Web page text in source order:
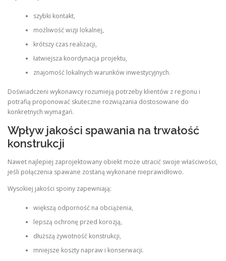
szybki kontakt,
możliwość wizji lokalnej,
krótszy czas realizacji,
łatwiejsza koordynacja projektu,
znajomość lokalnych warunków inwestycyjnych.
Doświadczeni wykonawcy rozumieją potrzeby klientów z regionu i
potrafią proponować skuteczne rozwiązania dostosowane do
konkretnych wymagań.
Wpływ jakości spawania na trwałość
konstrukcji
Nawet najlepiej zaprojektowany obiekt może utracić swoje właściwości,
jeśli połączenia spawane zostaną wykonane nieprawidłowo.
Wysokiej jakości spoiny zapewniają:
większą odporność na obciążenia,
lepszą ochronę przed korozją,
dłuższą żywotność konstrukcji,
mniejsze koszty napraw i konserwacji.